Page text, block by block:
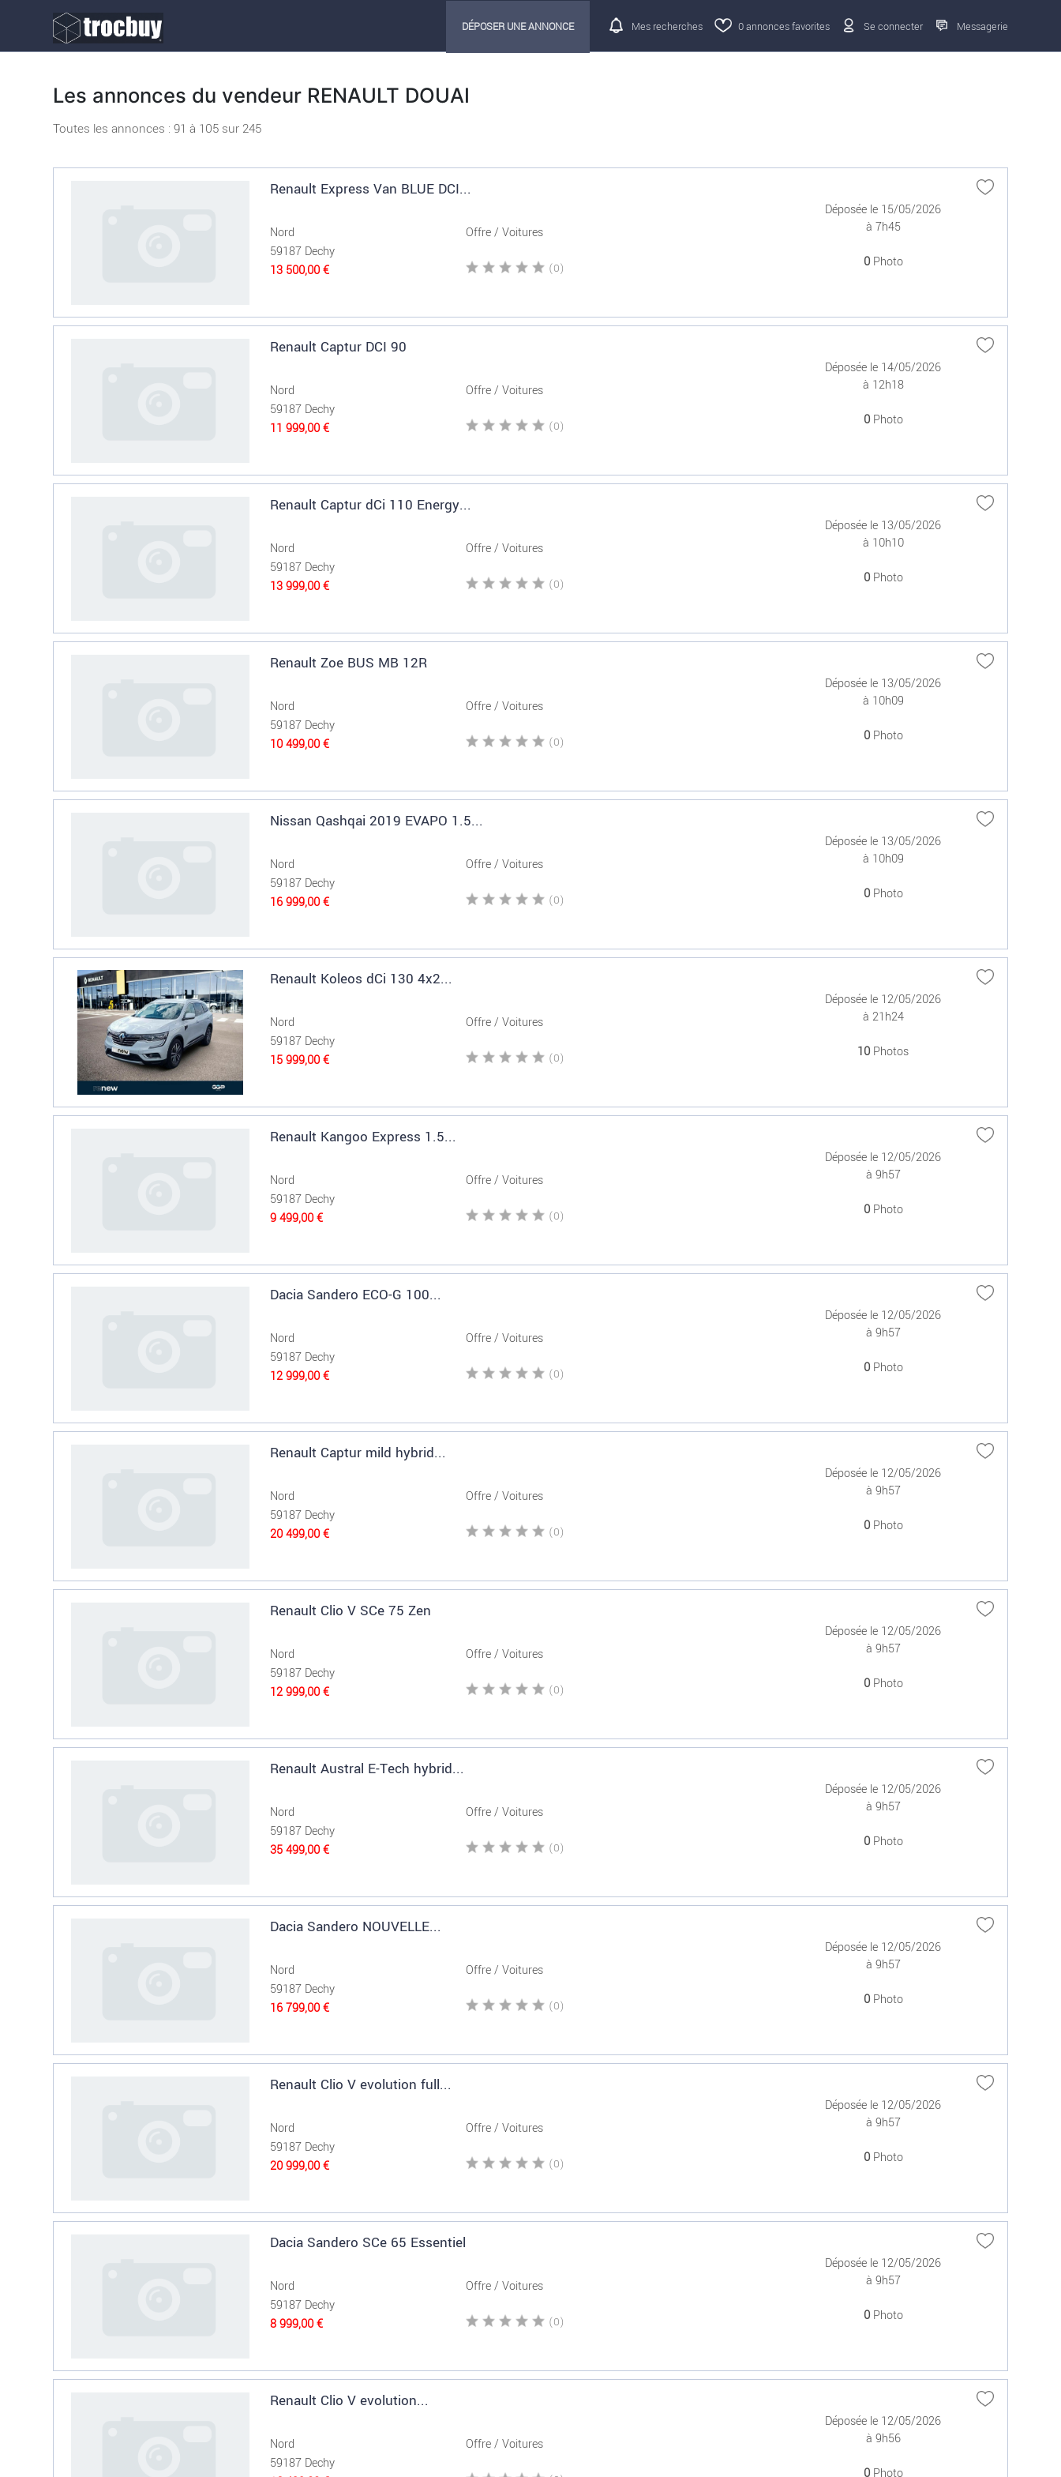
DÉPOSER UNE ANNONCE Mes recherches 0annonces favorites Se connecter Messagerie
Les annonces du vendeur RENAULT DOUAI
Toutes les annonces : 91 à 105 sur 245
Renault Express Van BLUE DCI...
Nord
59187 Dechy
13 500,00 €
Offre / Voitures
(0)
Déposée le 15/05/2026
à 7h45
0Photo
Renault Captur DCI 90
Nord
59187 Dechy
11 999,00 €
Offre / Voitures
(0)
Déposée le 14/05/2026
à 12h18
0Photo
Renault Captur dCi 110 Energy...
Nord
59187 Dechy
13 999,00 €
Offre / Voitures
(0)
Déposée le 13/05/2026
à 10h10
0Photo
Renault Zoe BUS MB 12R
Nord
59187 Dechy
10 499,00 €
Offre / Voitures
(0)
Déposée le 13/05/2026
à 10h09
0Photo
Nissan Qashqai 2019 EVAPO 1.5...
Nord
59187 Dechy
16 999,00 €
Offre / Voitures
(0)
Déposée le 13/05/2026
à 10h09
0Photo
Renault Koleos dCi 130 4x2...
Nord
59187 Dechy
15 999,00 €
Offre / Voitures
(0)
Déposée le 12/05/2026
à 21h24
10 Photos
Renault Kangoo Express 1.5...
Nord
59187 Dechy
9 499,00 €
Offre / Voitures
(0)
Déposée le 12/05/2026
à 9h57
0Photo
Dacia Sandero ECO-G 100...
Nord
59187 Dechy
12 999,00 €
Offre / Voitures
(0)
Déposée le 12/05/2026
à 9h57
0Photo
Renault Captur mild hybrid...
Nord
59187 Dechy
20 499,00 €
Offre / Voitures
(0)
Déposée le 12/05/2026
à 9h57
0Photo
Renault Clio V SCe 75 Zen
Nord
59187 Dechy
12 999,00 €
Offre / Voitures
(0)
Déposée le 12/05/2026
à 9h57
0Photo
Renault Austral E-Tech hybrid...
Nord
59187 Dechy
35 499,00 €
Offre / Voitures
(0)
Déposée le 12/05/2026
à 9h57
0Photo
Dacia Sandero NOUVELLE...
Nord
59187 Dechy
16 799,00 €
Offre / Voitures
(0)
Déposée le 12/05/2026
à 9h57
0Photo
Renault Clio V evolution full...
Nord
59187 Dechy
20 999,00 €
Offre / Voitures
(0)
Déposée le 12/05/2026
à 9h57
0Photo
Dacia Sandero SCe 65 Essentiel
Nord
59187 Dechy
8 999,00 €
Offre / Voitures
(0)
Déposée le 12/05/2026
à 9h57
0Photo
Renault Clio V evolution...
Nord
59187 Dechy
Offre / Voitures
Déposée le 12/05/2026
à 9h56
0Photo